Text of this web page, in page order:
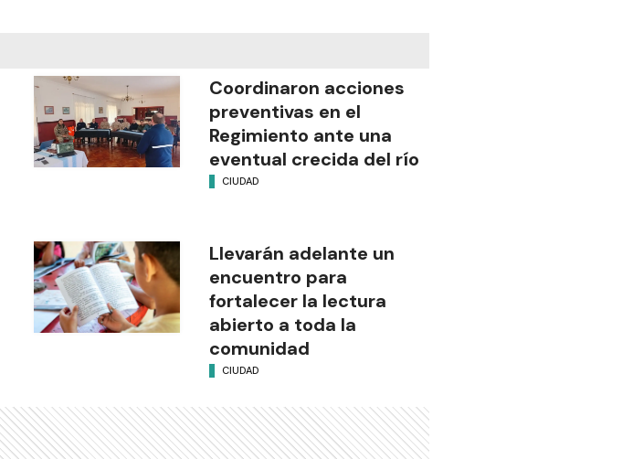
Coordinaron acciones
preventivas en el
Regimiento ante una
eventual crecida del río
CIUDAD
Llevarán adelante un
encuentro para
fortalecer la lectura
abierto a toda la
comunidad
CIUDAD